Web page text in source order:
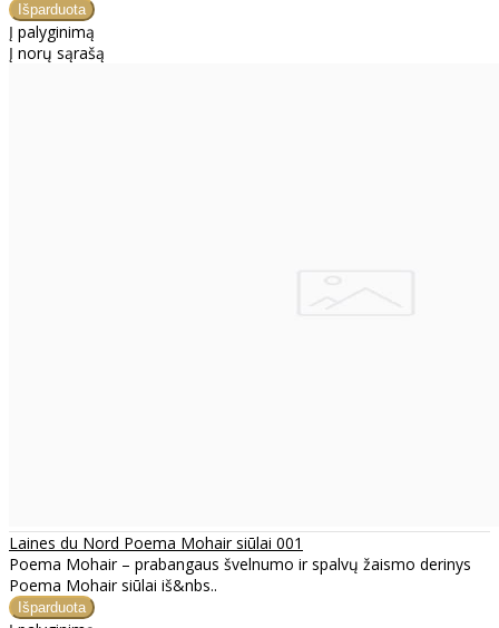
Į palyginimą
Į norų sąrašą
Laines du Nord Poema Mohair siūlai 001
Poema Mohair – prabangaus švelnumo ir spalvų žaismo derinys
Poema Mohair siūlai iš&nbs..